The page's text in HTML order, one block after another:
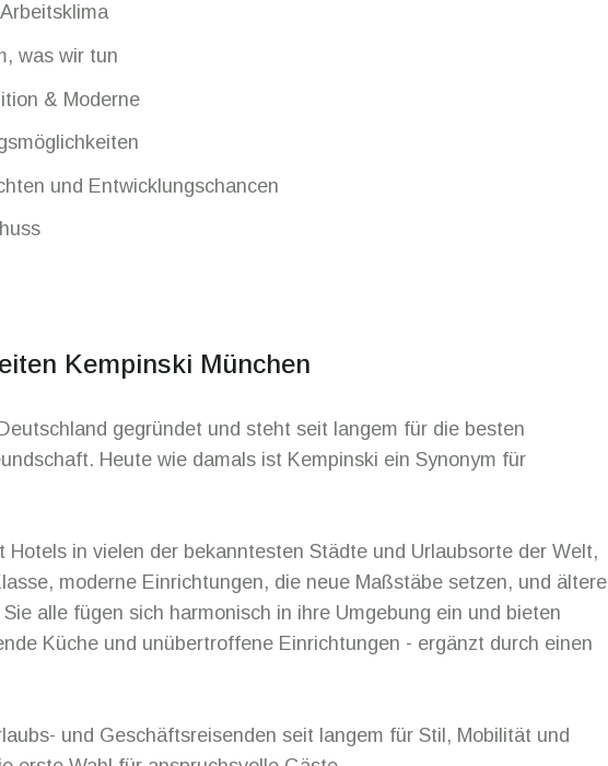
was wir tun
& Moderne
und Entwicklungschancen
Kempinski München
gegründet und steht seit langem für die besten
Heute wie damals ist Kempinski ein Synonym für
Hotels in vielen der bekanntesten Städte und Urlaubsorte der Welt,
moderne Einrichtungen, die neue Maßstäbe setzen, und ältere
alle fügen sich harmonisch in ihre Umgebung ein und bieten
Küche und unübertroffene Einrichtungen - ergänzt durch einen
und Geschäftsreisenden seit langem für Stil, Mobilität und